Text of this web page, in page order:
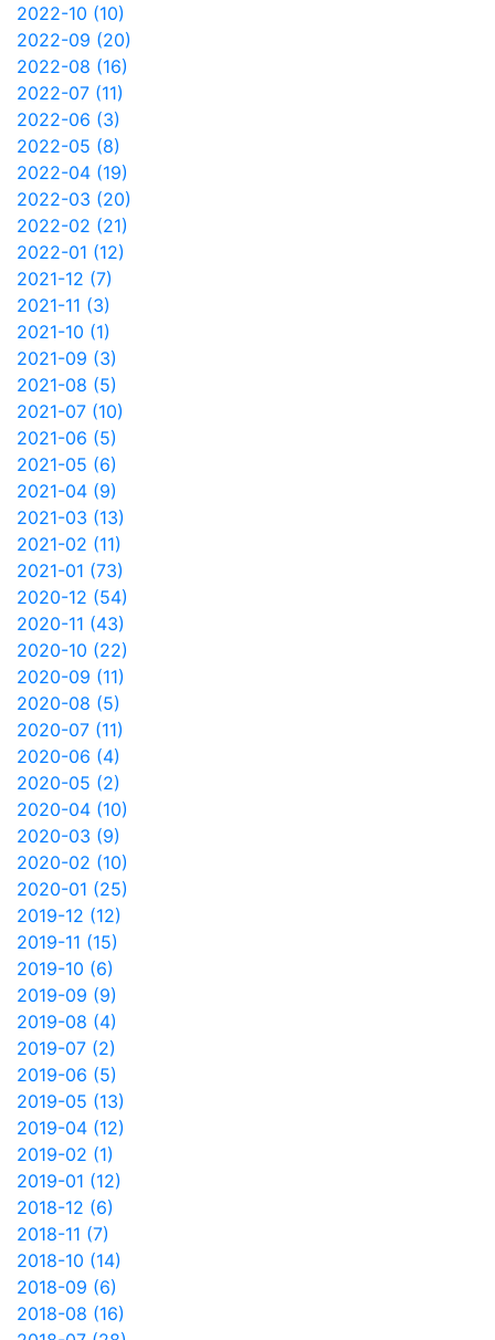
2022-10 (10)
2022-09 (20)
2022-08 (16)
2022-07 (11)
2022-06 (3)
2022-05 (8)
2022-04 (19)
2022-03 (20)
2022-02 (21)
2022-01 (12)
2021-12 (7)
2021-11 (3)
2021-10 (1)
2021-09 (3)
2021-08 (5)
2021-07 (10)
2021-06 (5)
2021-05 (6)
2021-04 (9)
2021-03 (13)
2021-02 (11)
2021-01 (73)
2020-12 (54)
2020-11 (43)
2020-10 (22)
2020-09 (11)
2020-08 (5)
2020-07 (11)
2020-06 (4)
2020-05 (2)
2020-04 (10)
2020-03 (9)
2020-02 (10)
2020-01 (25)
2019-12 (12)
2019-11 (15)
2019-10 (6)
2019-09 (9)
2019-08 (4)
2019-07 (2)
2019-06 (5)
2019-05 (13)
2019-04 (12)
2019-02 (1)
2019-01 (12)
2018-12 (6)
2018-11 (7)
2018-10 (14)
2018-09 (6)
2018-08 (16)